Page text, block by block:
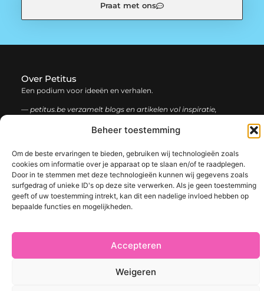
Beheer toestemming
Om de beste ervaringen te bieden, gebruiken wij technologieën zoals
cookies om informatie over je apparaat op te slaan en/of te raadplegen.
Door in te stemmen met deze technologieën kunnen wij gegevens zoals
surfgedrag of unieke ID's op deze site verwerken. Als je geen toestemming
geeft of uw toestemming intrekt, kan dit een nadelige invloed hebben op
bepaalde functies en mogelijkheden.
Accepteren
Weigeren
Praat met ons
Over Petitus
Een podium voor ideeën en verhalen.
— petitus.be verzamelt blogs en artikelen vol inspiratie,
verrassen door uiteenlopende content.
Onze
informatie
Bericht categorie
@2025 www.petitus.be. All Right Reserved.​